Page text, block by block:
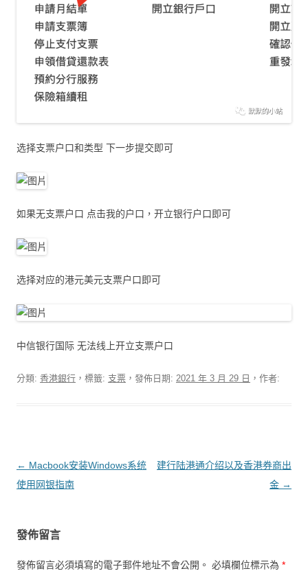
选择支票户口和类型 下一步提交即可
如果无支票户口 点击我的户口，开立银行户口即可
选择对应的港元美元支票户口即可
中信银行国际 无法线上开立支票户口
分類: 香港銀行 ，標籤: 支票 ，發佈日期: 2021 年 3 月 29 日 ，作者:
文章導覽
← Macbook安装Windows系统
使用网银指南
建行陆港通介绍以及香港券商出
金 →
發佈留言
發佈留言必須填寫的電子郵件地址不會公開。 必填欄位標示為 *